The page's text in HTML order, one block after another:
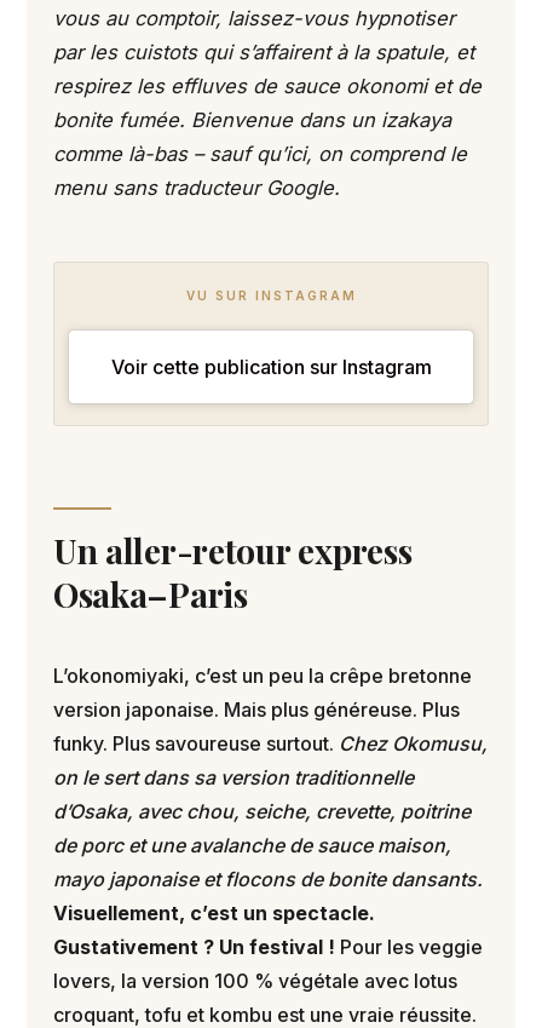
vous au comptoir, laissez-vous hypnotiser
par les cuistots qui s’affairent à la spatule, et
respirez les effluves de sauce okonomi et de
bonite fumée. Bienvenue dans un izakaya
comme là-bas – sauf qu’ici, on comprend le
menu sans traducteur Google.
VU SUR INSTAGRAM
Voir cette publication sur Instagram
Un aller-retour express
Osaka–Paris
L’okonomiyaki, c’est un peu la crêpe bretonne
version japonaise. Mais plus généreuse. Plus
funky. Plus savoureuse surtout. Chez Okomusu,
on le sert dans sa version traditionnelle
d’Osaka, avec chou, seiche, crevette, poitrine
de porc et une avalanche de sauce maison,
mayo japonaise et flocons de bonite dansants.
Visuellement, c’est un spectacle.
Gustativement ? Un festival ! Pour les veggie
lovers, la version 100 % végétale avec lotus
croquant, tofu et kombu est une vraie réussite.